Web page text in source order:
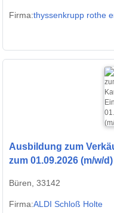
Firma:thyssenkrupp rothe
Ausbildung zum
zum 01.09.2026 (m/w/d)
Büren, 33142
Firma:ALDI Schloß Holte